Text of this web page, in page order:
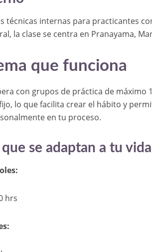
técnicas internas para practicantes
la clase se centra en Pranayama,
que funciona
con grupos de práctica de máximo
lo que facilita crear el hábito y
en tu proceso.
se adaptan a tu vida
hrs